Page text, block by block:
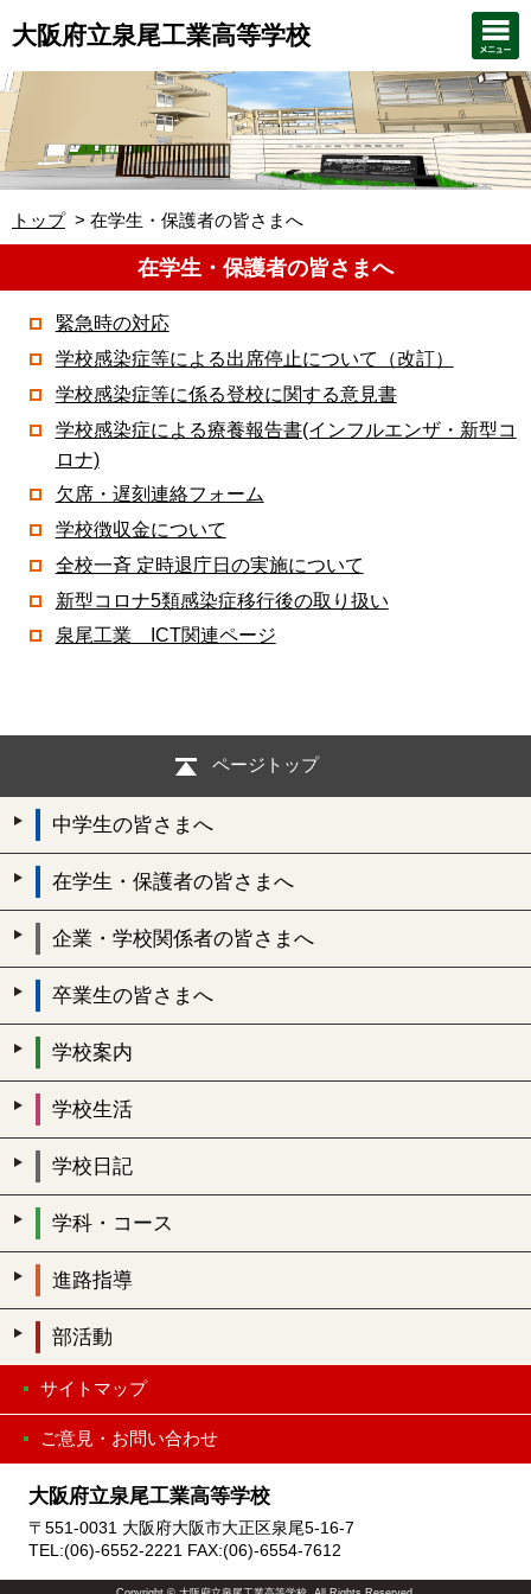
大阪府立泉尾工業高等学校
トップ 在学生・保護者の皆さまへ
在学生・保護者の皆さまへ
緊急時の対応
学校感染症等による出席停止について（改訂）
学校感染症等に係る登校に関する意見書
学校感染症による療養報告書(インフルエンザ・新型コ
ロナ)
欠席・遅刻連絡フォーム
学校徴収金について
全校一斉 定時退庁日の実施について
新型コロナ5類感染症移行後の取り扱い
泉尾工業＿ICT関連ページ
ページトップ
中学生の皆さまへ
在学生・保護者の皆さまへ
企業・学校関係者の皆さまへ
卒業生の皆さまへ
学校案内
学校生活
学校日記
学科・コース
進路指導
部活動
サイトマップ
ご意見・お問い合わせ
大阪府立泉尾工業高等学校
〒551-0031 大阪府大阪市大正区泉尾5-16-7
TEL:(06)-6552-2221 FAX:(06)-6554-7612